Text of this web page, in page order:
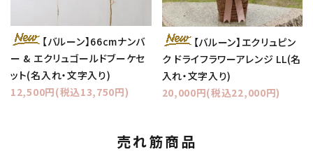
【バルーン】66cmナンバ
ー & エクリュゴールドブーケセ
ット(名入れ・文字入り)
12,500円(税込13,750円)
【バルーン】エクリュピン
ク ドライフラワーアレンジ LL(名
入れ・文字入り)
20,000円(税込22,000円)
売れ筋商品